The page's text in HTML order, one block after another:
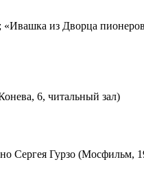
из Дворца
6, читальный зал)
Сергея Гурзо (Мосфильм,